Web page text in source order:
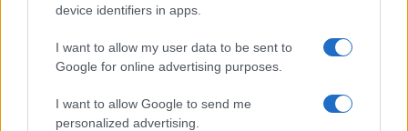
device identifiers in apps.
I want to allow my user data to be sent to
Google for online advertising purposes.
I want to allow Google to send me
personalized advertising.